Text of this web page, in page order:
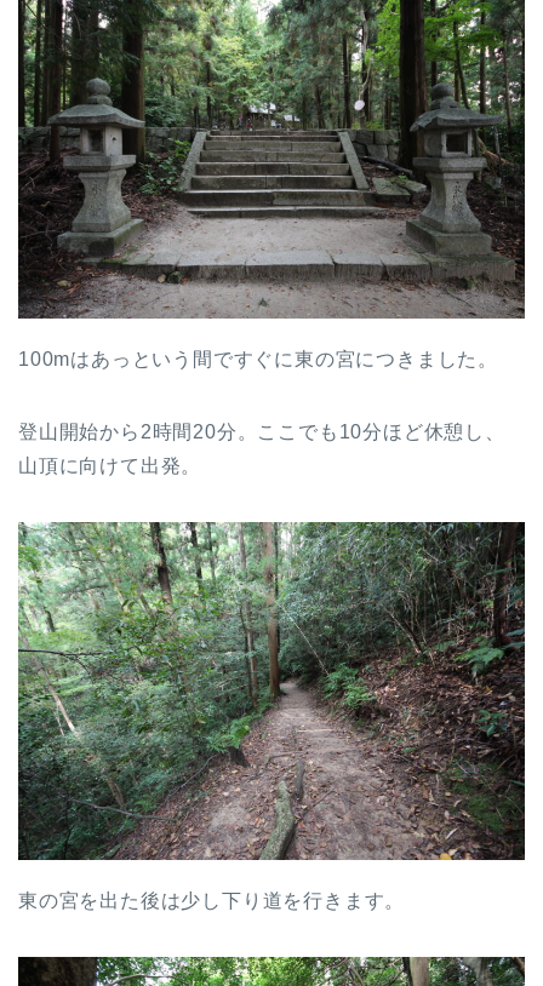
100mはあっという間ですぐに東の宮につきました。
登山開始から2時間20分。ここでも10分ほど休憩し、
山頂に向けて出発。
東の宮を出た後は少し下り道を行きます。